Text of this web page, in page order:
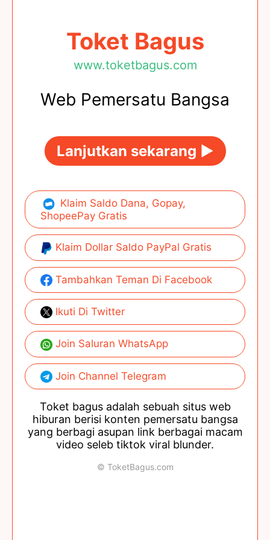
Toket Bagus
www.toketbagus.com
Web Pemersatu Bangsa
Lanjutkan sekarang ►
Klaim Saldo Dana, Gopay,
ShopeePay Gratis
Klaim Dollar Saldo PayPal Gratis
Tambahkan Teman Di Facebook
Ikuti Di Twitter
Join Saluran WhatsApp
Join Channel Telegram
Toket bagus adalah sebuah situs web
hiburan berisi konten pemersatu bangsa
yang berbagi asupan link berbagai macam
video seleb tiktok viral blunder.
© ToketBagus.com